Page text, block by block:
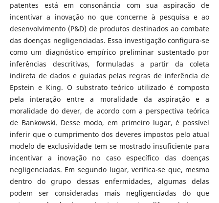
patentes está em consonância com sua aspiração de
incentivar a inovação no que concerne à pesquisa e ao
desenvolvimento (P&D) de produtos destinados ao combate
das doenças negligenciadas. Essa investigação configura-se
como um diagnóstico empírico preliminar sustentado por
inferências descritivas, formuladas a partir da coleta
indireta de dados e guiadas pelas regras de inferência de
Epstein e King. O substrato teórico utilizado é composto
pela interação entre a moralidade da aspiração e a
moralidade do dever, de acordo com a perspectiva teórica
de Bankowski. Desse modo, em primeiro lugar, é possível
inferir que o cumprimento dos deveres impostos pelo atual
modelo de exclusividade tem se mostrado insuficiente para
incentivar a inovação no caso específico das doenças
negligenciadas. Em segundo lugar, verifica-se que, mesmo
dentro do grupo dessas enfermidades, algumas delas
podem ser consideradas mais negligenciadas do que